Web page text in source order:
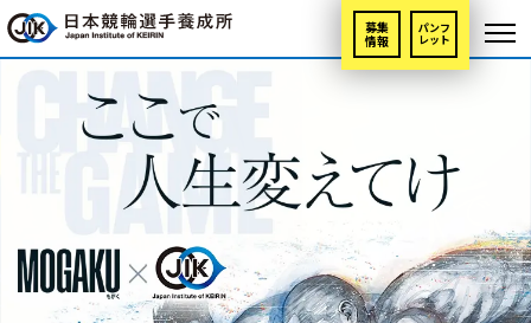
募集
情報
パンフ
レット